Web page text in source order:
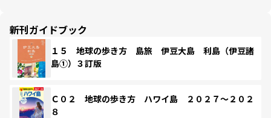
新刊ガイドブック
１５ 地球の歩き方 島旅 伊豆大島 利島（伊豆諸
島①）３訂版
Ｃ０２ 地球の歩き方 ハワイ島 ２０２７～２０２
８